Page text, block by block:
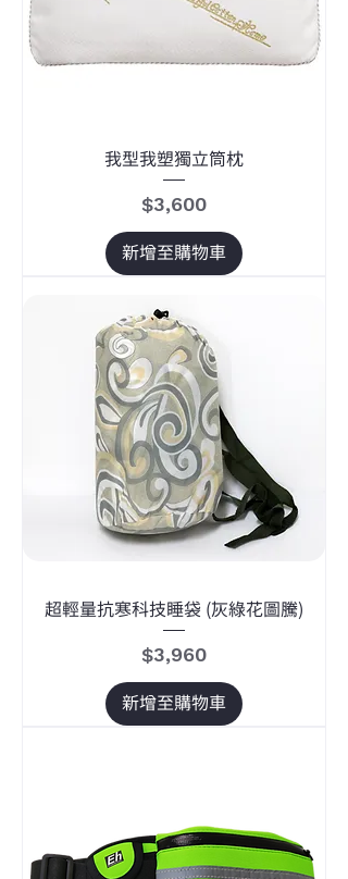
我型我塑獨立筒枕
價格
$3,600
新增至購物車
超輕量抗寒科技睡袋 (灰綠花圖騰)
價格
$3,960
新增至購物車